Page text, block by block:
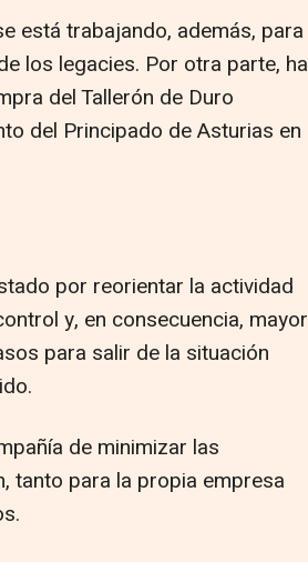
está trabajando, además, para
los legacies. Por otra parte, ha
del Tallerón de Duro
del Principado de Asturias en
por reorientar la actividad
y, en consecuencia, mayor
para salir de la situación
de minimizar las
tanto para la propia empresa